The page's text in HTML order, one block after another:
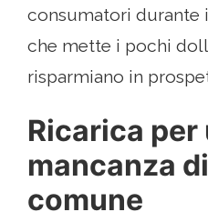
consumatori durante
che mette i pochi
risparmiano in
Ricarica per
mancanza
comune